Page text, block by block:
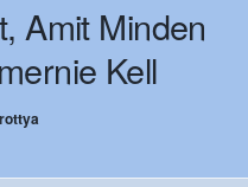
Amit Minden
Kell